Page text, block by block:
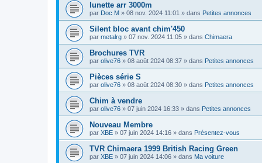
lunette arr 3000m
par Doc M » 08 nov. 2024 11:01 » dans Petites annonces
Silent bloc avant chim'450
par metalrg » 07 nov. 2024 11:05 » dans Chimaera
Brochures TVR
par olive76 » 08 août 2024 08:37 » dans Petites annonces
Pièces série S
par olive76 » 08 août 2024 08:30 » dans Petites annonces
Chim à vendre
par olive76 » 07 juin 2024 16:33 » dans Petites annonces
Nouveau Membre
par XBE » 07 juin 2024 14:16 » dans Présentez-vous
TVR Chimaera 1999 British Racing Green
par XBE » 07 juin 2024 14:06 » dans Ma voiture